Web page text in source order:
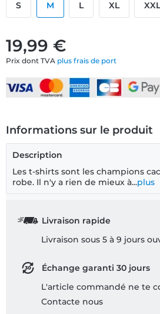
19,99 €
Prix dont TVA plus frais de port
S M L XL
Informations sur le produit
Description
Les t-shirts sont les champions
robe. Il n'y a rien de mieux à...plus
Livraison rapide
Livraison sous 5 à 9 jours
Échange garanti 30 jours
L'article commandé ne te
Contacte nous